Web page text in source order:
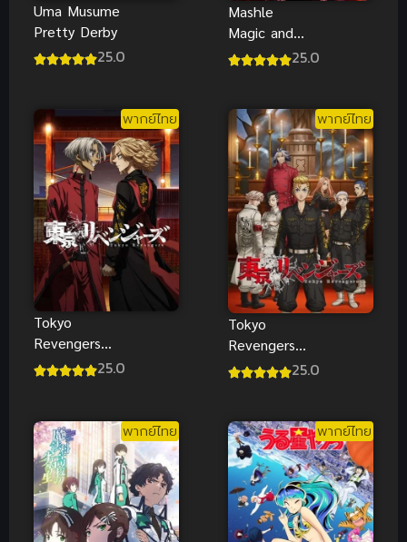
Uma Musume
Pretty Derby
25.0
Mashle
Magic and
Muscles
25.0
พากย์ไทย
Tokyo
Revengers
Tenjiku
25.0
พากย์ไทย
Tokyo
Revengers
Seiya Kessen25.0
พากย์ไทย พากย์ไทย